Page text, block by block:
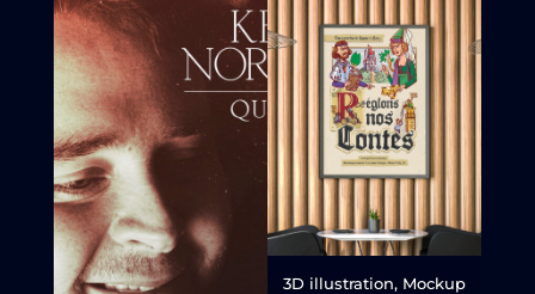
3D illustration, Mockup